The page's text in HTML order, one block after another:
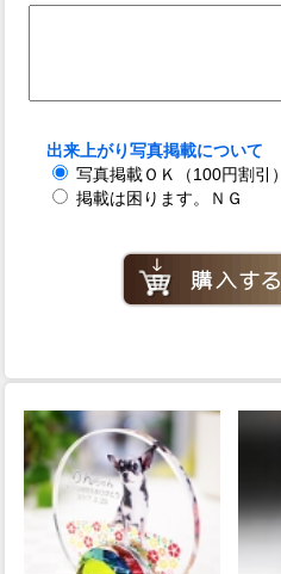
出来上がり写真掲載について
写真掲載ＯＫ（100円割引）
掲載は困ります。ＮＧ